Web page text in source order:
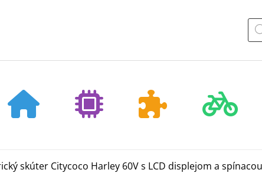
skúter Citycoco Harley 60V s LCD displejom a